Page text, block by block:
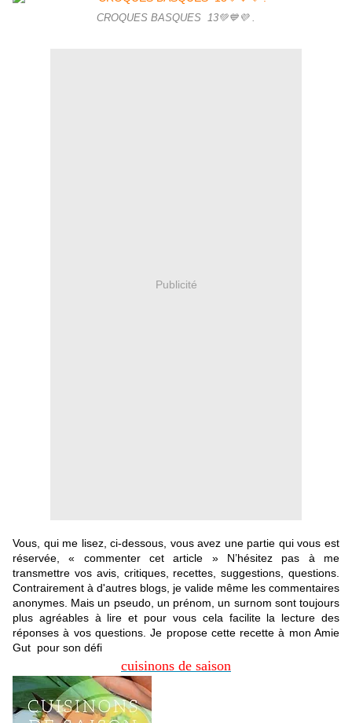
CROQUES BASQUES 13💚💙💜 .
Publicité
Vous, qui me lisez, ci-dessous, vous avez une partie qui vous est
réservée, « commenter cet article » N’hésitez pas à me
transmettre vos avis, critiques, recettes, suggestions, questions.
Contrairement à d'autres blogs, je valide même les commentaires
anonymes. Mais un pseudo, un prénom, un surnom sont toujours
plus agréables à lire et pour vous cela facilite la lecture des
réponses à vos questions. Je propose cette recette à mon Amie
Gut pour son défi
cuisinons de saison